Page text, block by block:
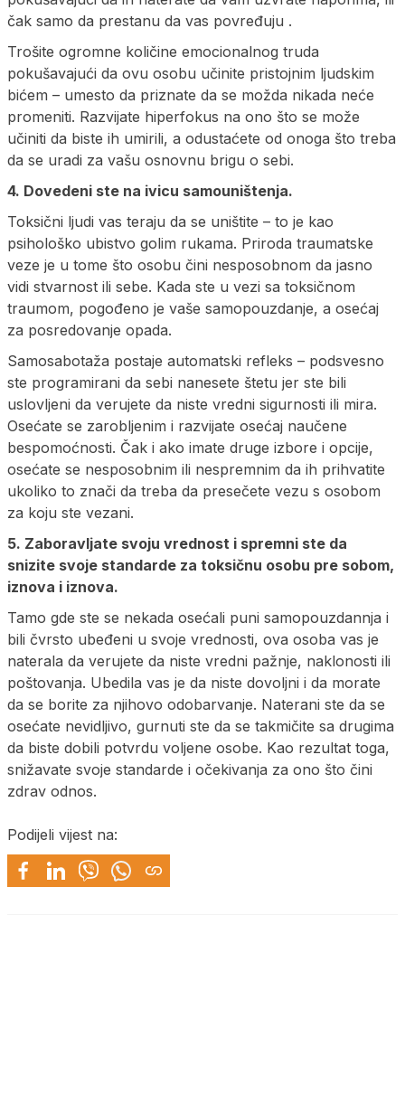
čak samo da prestanu da vas povređuju .
Trošite ogromne količine emocionalnog truda
pokušavajući da ovu osobu učinite pristojnim ljudskim
bićem – umesto da priznate da se možda nikada neće
promeniti. Razvijate hiperfokus na ono što se može
učiniti da biste ih umirili, a odustaćete od onoga što treba
da se uradi za vašu osnovnu brigu o sebi.
4. Dovedeni ste na ivicu samouništenja.
Toksični ljudi vas teraju da se uništite – to je kao
psihološko ubistvo golim rukama. Priroda traumatske
veze je u tome što osobu čini nesposobnom da jasno
vidi stvarnost ili sebe. Kada ste u vezi sa toksičnom
traumom, pogođeno je vaše samopouzdanje, a osećaj
za posredovanje opada.
Samosabotaža postaje automatski refleks – podsvesno
ste programirani da sebi nanesete štetu jer ste bili
uslovljeni da verujete da niste vredni sigurnosti ili mira.
Osećate se zarobljenim i razvijate osećaj naučene
bespomoćnosti. Čak i ako imate druge izbore i opcije,
osećate se nesposobnim ili nespremnim da ih prihvatite
ukoliko to znači da treba da presečete vezu s osobom
za koju ste vezani.
5. Zaboravljate svoju vrednost i spremni ste da
snizite svoje standarde za toksičnu osobu pre sobom,
iznova i iznova.
Tamo gde ste se nekada osećali puni samopouzdannja i
bili čvrsto ubeđeni u svoje vrednosti, ova osoba vas je
naterala da verujete da niste vredni pažnje, naklonosti ili
poštovanja. Ubedila vas je da niste dovoljni i da morate
da se borite za njihovo odobarvanje. Naterani ste da se
osećate nevidljivo, gurnuti ste da se takmičite sa drugima
da biste dobili potvrdu voljene osobe. Kao rezultat toga,
snižavate svoje standarde i očekivanja za ono što čini
zdrav odnos.
Podijeli vijest na: